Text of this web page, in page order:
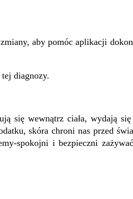
aby pomóc aplikacji
diagnozy.
się wewnątrz ciała, wydają
skóra chroni nas przed
spokojni i bezpieczni